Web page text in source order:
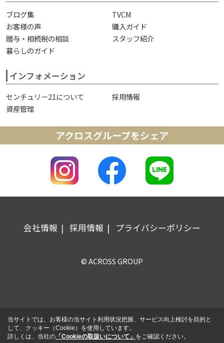
ブログ集
TVCM
お客様の声
購入ガイド
贈与・相続税の相談
スタッフ紹介
暮らしのガイド
インフォメーション
センチュリー21について
採用情報
資産管理
アクロスグループをシェア
会社情報 採用情報 プライバシーポリシー
© ACROSS GROUP
当サイトでは、お客様の当サイト利用状況把握、サービス向上検討を目的と
して、クッキー（Cookie）を使用しています。
詳しくは、当社の 「Cookieの取扱いについて」 をご確認ください。